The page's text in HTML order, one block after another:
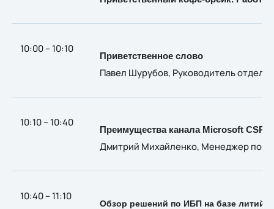
10:00 – 10:10
Приветственное слово
Павел Шурубов, Руководитель
10:10 – 10:40
Преимущества канала Microsoft CSP
Дмитрий Михайленко, Менеджер по
10:40 – 11:10
Обзор решений по ИБП на базе